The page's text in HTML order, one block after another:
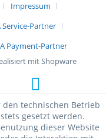
Impressum
Service-Partner
Payment-Partner
mit Shopware
den technischen Betrieb
gesetzt werden.
dieser Website